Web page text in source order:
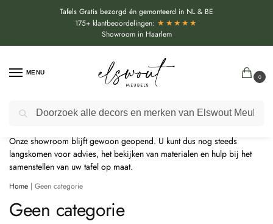
Tafels Gratis bezorgd én gemonteerd in NL & BE
175+ klantbeoordelingen: ★★★★★
Showroom in Haarlem
MENU
0
Door de bouwvakperiode geldt momenteel een extra levertijd van
circa 3 weken bovenop de reguliere levertijd.
Onze showroom blijft gewoon geopend. U kunt dus nog steeds
langskomen voor advies, het bekijken van materialen en hulp bij het
samenstellen van uw tafel op maat.
Home | Geen categorie
Geen categorie